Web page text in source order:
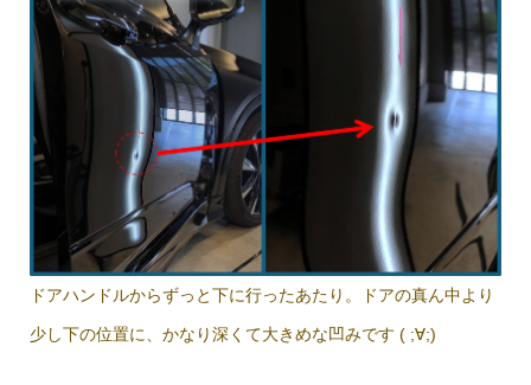
ドアハンドルからずっと下に行ったあたり。ドアの真ん中より
少し下の位置に、かなり深くて大きめな凹みです ( ;∀;)